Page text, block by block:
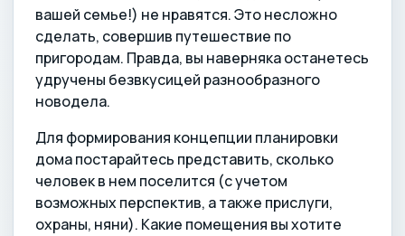
вашей семье!) не нравятся. Это несложно
сделать, совершив путешествие по
пригородам. Правда, вы наверняка останетесь
удручены безвкусицей разнообразного
новодела.
Для формирования концепции планировки
дома постарайтесь представить, сколько
человек в нем поселится (с учетом
возможных перспектив, а также прислуги,
охраны, няни). Какие помещения вы хотите